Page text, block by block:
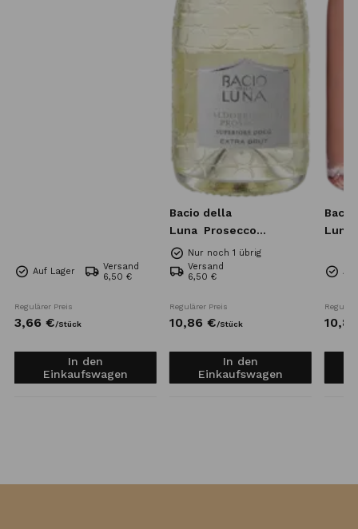
Auf Lager
Versand
6,50 €
Regulärer Preis
3,66 €/Stück
In den
Einkaufswagen
Bacio della
Luna Prosecco
Superiore DOCG Extra
Brut 0,75l
Nur noch 1 übrig
Versand
6,50 €
Regulärer Preis
10,86 €/Stück
In den
Einkaufswagen
Luna
10,86